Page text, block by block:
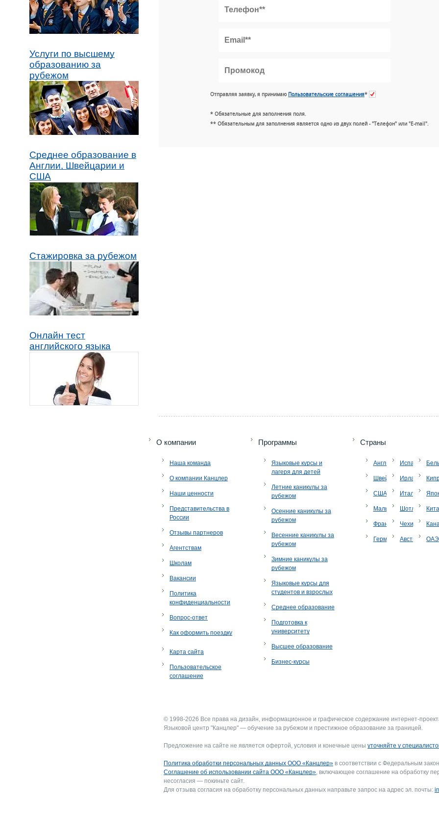
Услуги по высшему
образованию за
рубежом
Среднее образование в
Англии, Швейцарии и
США
Стажировка за рубежом
Онлайн тест
английского языка
Отправляя заявку, я принимаю Пользовательские соглашения*
* Обязательные для заполнения поля.
** Обязательным для заполнения является одно из двух полей - "Телефон" или "E-mail".
O компании
Наша команда
О компании Канцлер
Наши ценности
Представительства в
России
Отзывы партнеров
Агентствам
Школам
Вакансии
Политика
конфиденциальности
Вопрос-ответ
Как оформить поездку
Карта сайта
Пользовательское
соглашение
Программы
Языковые курсы и
лагеря для детей
Летние каникулы за
рубежом
Осенние каникулы за
рубежом
Весенние каникулы за
рубежом
Зимние каникулы за
рубежом
Языковые курсы для
студентов и взрослых
Среднее образование
Подготовка к
университету
Высшее образование
Бизнес-курсы
Страны
Англия
Швейцария
США
Мальта
Франция
Германия
Испания
Ирландия
Италия
Шотландия
Чехия
Австрия
Кипр
ОАЭ
© 1998-2026 Все права на дизайн, информационное и графическое содержание интернет-
Языковой центр "Канцлер" — обучение за рубежом и престижное образование за границей.
Предложение на сайте не является офертой, условия и конечные цены уточняйте у
Политика обработки персональных данных ООО «Канцлер» в соответствии с Федеральным
Соглашение об использовании сайта ООО «Канцлер», включающее соглашение на обработку
несогласия — покиньте сайт.
Для отзыва согласия на обработку персональных данных направьте запрос на адрес эл. почты: